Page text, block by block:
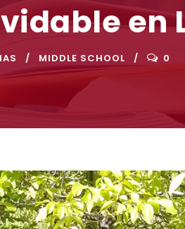
en
MIDDLE SCHOOL 0